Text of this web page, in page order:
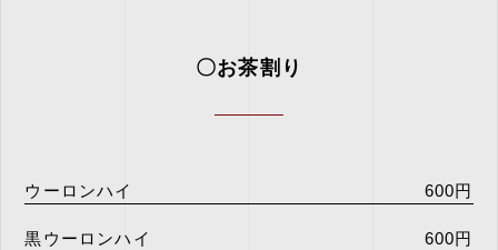
〇お茶割り
ウーロンハイ 600円
黒ウーロンハイ 600円